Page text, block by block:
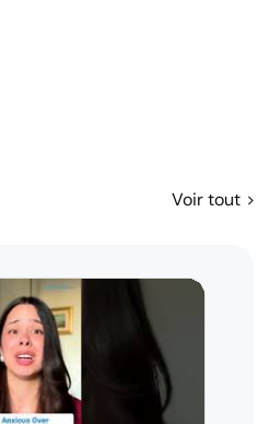
Voir tout